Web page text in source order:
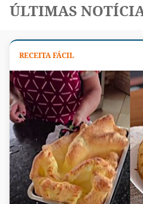
ÚLTIMAS
RECEITA FÁCIL